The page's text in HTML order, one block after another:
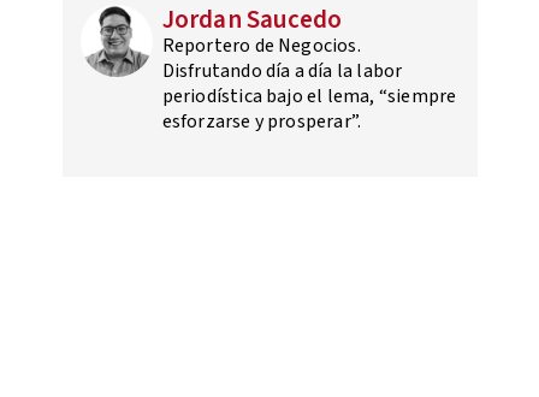
Jordan Saucedo
Reportero de Negocios.
Disfrutando día a día la labor
periodística bajo el lema, “siempre
esforzarse y prosperar”.